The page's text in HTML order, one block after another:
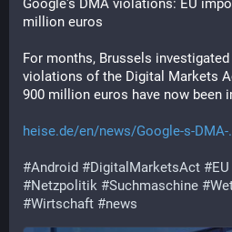
Google's DMA violations: EU
million euros
For months, Brussels
violations of the Digital Markets
900 million euros have now been
heise.de/en/news/Google-s-DMA-
#Android #DigitalMarketsAct #EU
#Netzpolitik #Suchmaschine #
#Wirtschaft #news